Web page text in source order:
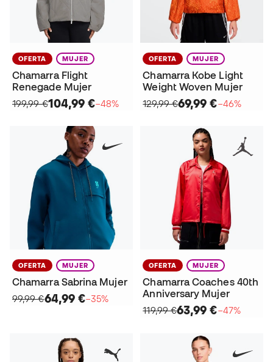
OFERTA MUJER
Chamarra Flight
Renegade Mujer
199,99 €104,99 €−48%
OFERTA MUJER
Chamarra Kobe Light
Weight Woven Mujer
129,99 €69,99 €−46%
OFERTA MUJER
Chamarra Sabrina Mujer
99,99 €64,99 €−35%
OFERTA MUJER
Chamarra Coaches 40th
Anniversary Mujer
119,99 €63,99 €−47%